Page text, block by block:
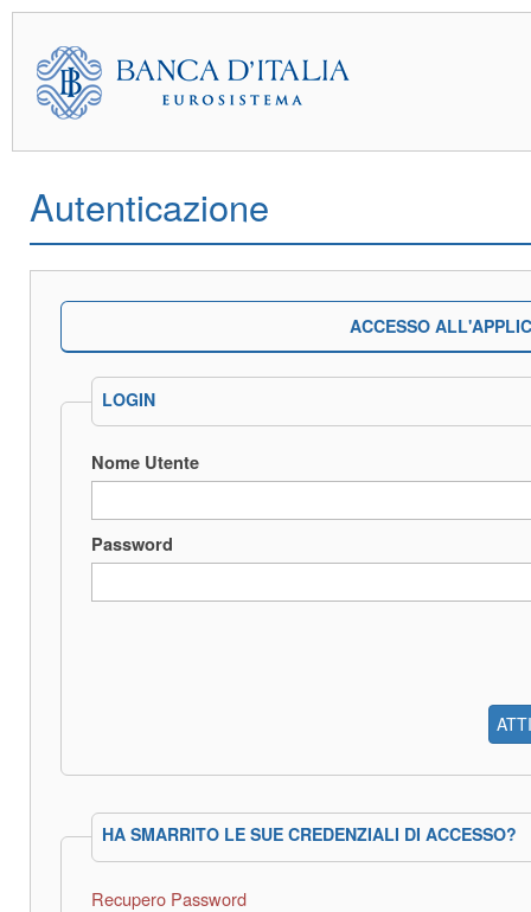
Autenticazione
ACCESSO
LOGIN
Nome Utente
Password
HA SMARRITO LE SUE CREDENZIALI DI ACCESSO?
Recupero Password